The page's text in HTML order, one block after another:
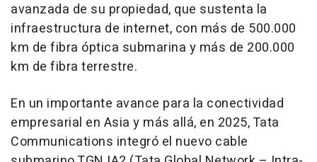
avanzada de su propiedad, que sustenta la
infraestructura de internet, con más de 500.000
km de fibra óptica submarina y más de 200.000
km de fibra terrestre.
En un importante avance para la conectividad
empresarial en Asia y más allá, en 2025, Tata
Communications integró el nuevo cable